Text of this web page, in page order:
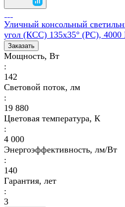
Уличный консольный
угол (КСС) 135x35° (PC), 4000
Заказать
Мощность, Вт
:
142
Световой поток, лм
:
19 880
Цветовая температура, К
:
4 000
Энергоэффективность, лм/Вт
:
140
Гарантия, лет
:
3